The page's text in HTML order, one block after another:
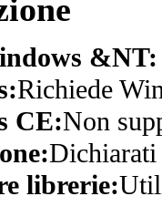
&NT:
Richiede
CE:Non
librerie: